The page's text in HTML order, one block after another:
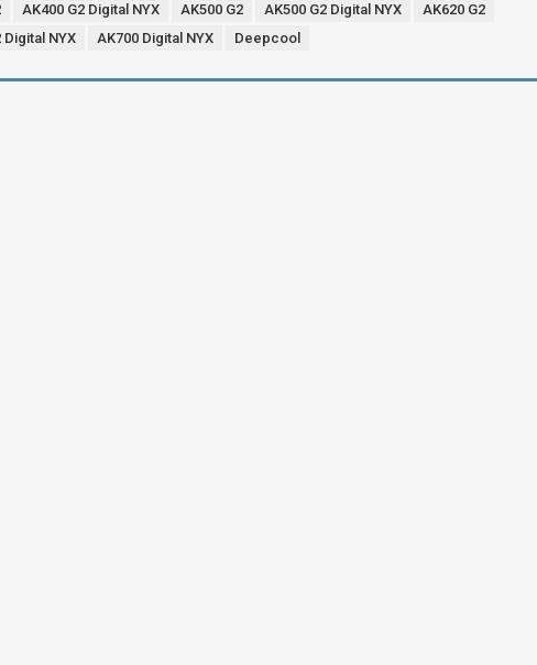
AK400 G2 Digital NYX AK500 G2 AK500 G2 Digital NYX
AK620 G2
Digital NYX
AK700 Digital NYX Deepcool